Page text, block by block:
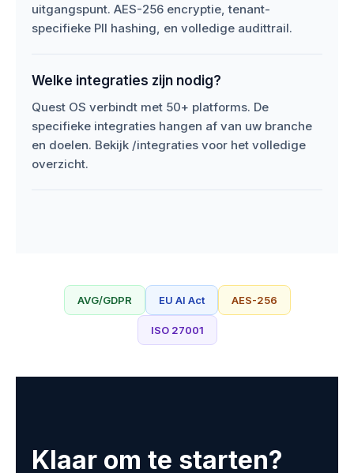
uitgangspunt. AES-256 encryptie, tenant-
specifieke PII hashing, en volledige audittrail.
Welke integraties zijn nodig?
Quest OS verbindt met 50+ platforms. De
specifieke integraties hangen af van uw branche
en doelen. Bekijk /integraties voor het volledige
overzicht.
AVG/GDPR EU AI Act AES-256
ISO 27001
Klaar om te starten?